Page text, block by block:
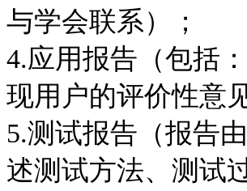
与学会联系）；
4.应用报告（包括
现用户的评价性意
5.测试报告（报告
述测试方法、测试